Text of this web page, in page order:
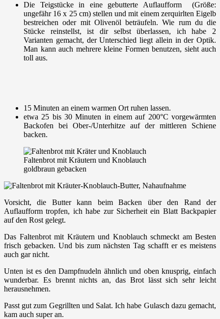
Die Teigstücke in eine gebutterte Auflaufform (Größe:
ungefähr 16 x 25 cm) stellen und mit einem zerquirlten Eigelb
bestreichen oder mit Olivenöl beträufeln. Wie rum du die
Stücke reinstellst, ist dir selbst überlassen, ich habe 2
Varianten gemacht, der Unterschied liegt allein in der Optik.
Man kann auch mehrere kleine Formen benutzen, sieht auch
toll aus.
15 Minuten an einem warmen Ort ruhen lassen.
etwa 25 bis 30 Minuten in einem auf 200°C vorgewärmten
Backofen bei Ober-/Unterhitze auf der mittleren Schiene
backen.
Faltenbrot mit Kräutern und Knoblauch
goldbraun gebacken
Vorsicht, die Butter kann beim Backen über den Rand der
Auflaufform tropfen, ich habe zur Sicherheit ein Blatt Backpapier
auf den Rost gelegt.
Das Faltenbrot mit Kräutern und Knoblauch schmeckt am Besten
frisch gebacken. Und bis zum nächsten Tag schafft er es meistens
auch gar nicht.
Unten ist es den Dampfnudeln ähnlich und oben knusprig, einfach
wunderbar. Es brennt nichts an, das Brot lässt sich sehr leicht
herausnehmen.
Passt gut zum Gegrillten und Salat. Ich habe Gulasch dazu gemacht,
kam auch super an.